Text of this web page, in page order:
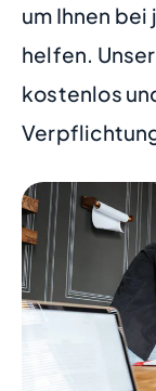
um Ihnen
helfen.
kostenlos